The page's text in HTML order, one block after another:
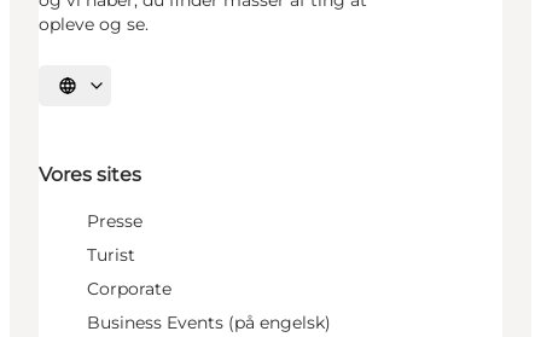
opleve og se.
Vælg sprog
Vores sites
Presse
Turist
Corporate
Business Events (på engelsk)